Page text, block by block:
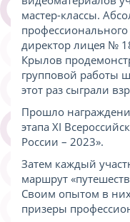
мастер-классы.
профессионального
директор лицея №
Крылов
групповой работы
этот раз сыграли
Прошло
этапа XI
России – 2023».
Затем каждый
маршрут
Своим опытом в
призеры